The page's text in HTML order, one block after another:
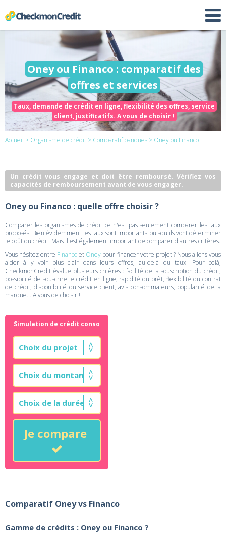
Oney ou Financo : comparatif des
offres et services
Taux, demande de crédit en ligne, flexibilité des offres, service
client, justificatifs. A vous de choisir !
Accueil > Organisme de crédit > Comparatif banques > Oney ou Financo
Un crédit vous engage et doit être remboursé. Vérifiez vos
capacités de remboursement avant de vous engager.
Oney ou Financo : quelle offre choisir ?
Comparer les organismes de crédit ce n'est pas seulement comparer les taux
proposés. Bien évidemment les taux sont importants puisqu'ils vont déterminer
le coût du crédit. Mais il est également important de comparer d'autres critères.
Vous hésitez entre Financoet Oney pour financer votre projet ? Nous allons vous
aider à y voir plus clair dans leurs offres, au-delà du taux. Pour celà,
CheckmonCredit évalue plusieurs critères : facilité de la souscription du crédit,
possibilité de souscrire le crédit en ligne, rapidité du prêt, flexibilité du contrat
de crédit, disponibilité du service client, avis consommateurs, popularité de la
marque... A vous de choisir !
Simulation de crédit conso
Je compare
Comparatif Oney vs Financo
Gamme de crédits : Oney ou Financo ?